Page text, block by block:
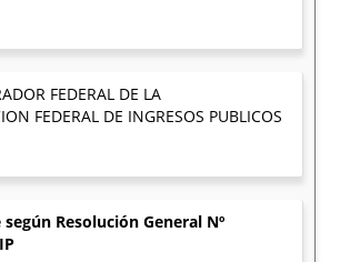
FEDERAL DE LA
FEDERAL DE INGRESOS PUBLICOS
Resolución General Nº